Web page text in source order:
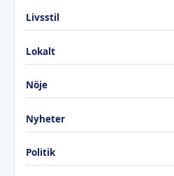
Livsstil
Lokalt
Nöje
Nyheter
Politik